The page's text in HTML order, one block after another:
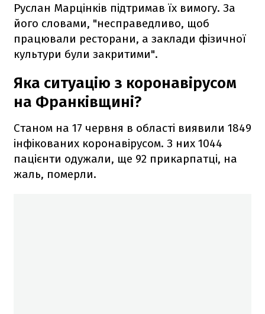
Руслан Марцінків підтримав їх вимогу. За
його словами, "несправедливо, щоб
працювали ресторани, а заклади фізичної
культури були закритими".
Яка ситуацію з коронавірусом
на Франківщині?
Станом на 17 червня в області виявили 1849
інфікованих коронавірусом. З них 1044
пацієнти одужали, ще 92 прикарпатці, на
жаль, померли.